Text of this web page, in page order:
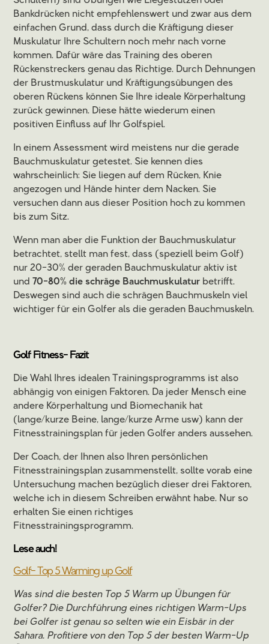
Bankdrücken nicht empfehlenswert und zwar aus dem
einfachen Grund, dass durch die Kräftigung dieser
Muskulatur Ihre Schultern noch mehr nach vorne
kommen. Dafür wäre das Training des oberen
Rückenstreckers genau das Richtige. Durch Dehnungen
der Brustmuskulatur und Kräftigungsübungen des
oberen Rückens können Sie Ihre ideale Körperhaltung
zurück gewinnen. Diese hätte wiederum einen
positiven Einfluss auf Ihr Golfspiel.
In einem Assessment wird meistens nur die gerade
Bauchmuskulatur getestet. Sie kennen dies
wahrscheinlich: Sie liegen auf dem Rücken, Knie
angezogen und Hände hinter dem Nacken. Sie
versuchen dann aus dieser Position hoch zu kommen
bis zum Sitz.
Wenn man aber die Funktion der Bauchmuskulatur
betrachtet, stellt man fest, dass (speziell beim Golf)
nur 20-30% der geraden Bauchmuskulatur aktiv ist
und 70-80% die schräge Bauchmuskulatur betrifft.
Deswegen sind auch die schrägen Bauchmuskeln viel
wichtiger für ein Golfer als die geraden Bauchmuskeln.
Golf Fitness- Fazit
Die Wahl Ihres idealen Trainingsprogramms ist also
abhängig von einigen Faktoren. Da jeder Mensch eine
andere Körperhaltung und Biomechanik hat
(lange/kurze Beine, lange/kurze Arme usw) kann der
Fitnesstrainingsplan für jeden Golfer anders aussehen.
Der Coach, der Ihnen also Ihren persönlichen
Fitnesstrainingsplan zusammenstellt, sollte vorab eine
Untersuchung machen bezüglich dieser drei Faktoren,
welche ich in diesem Schreiben erwähnt habe. Nur so
erhalten Sie einen richtiges
Fitnesstrainingsprogramm.
Lese auch!
Golf- Top 5 Warming up Golf
Was sind die besten Top 5 Warm up Übungen für
Golfer? Die Durchführung eines richtigen Warm-Ups
bei Golfer ist genau so selten wie ein Eisbär in der
Sahara. Profitiere von den Top 5 der besten Warm-Up